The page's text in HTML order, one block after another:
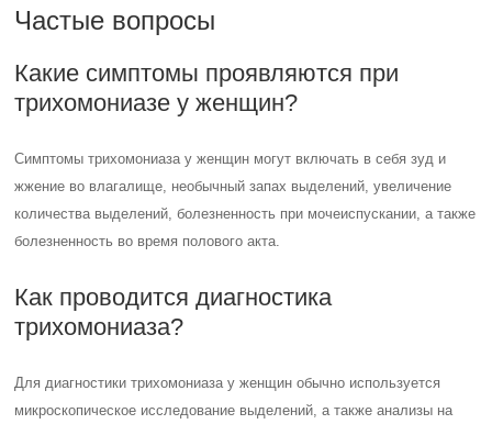
Частые вопросы
Какие симптомы проявляются при
трихомониазе у женщин?
Симптомы трихомониаза у женщин могут включать в себя зуд и
жжение во влагалище, необычный запах выделений, увеличение
количества выделений, болезненность при мочеиспускании, а также
болезненность во время полового акта.
Как проводится диагностика
трихомониаза?
Для диагностики трихомониаза у женщин обычно используется
микроскопическое исследование выделений, а также анализы на